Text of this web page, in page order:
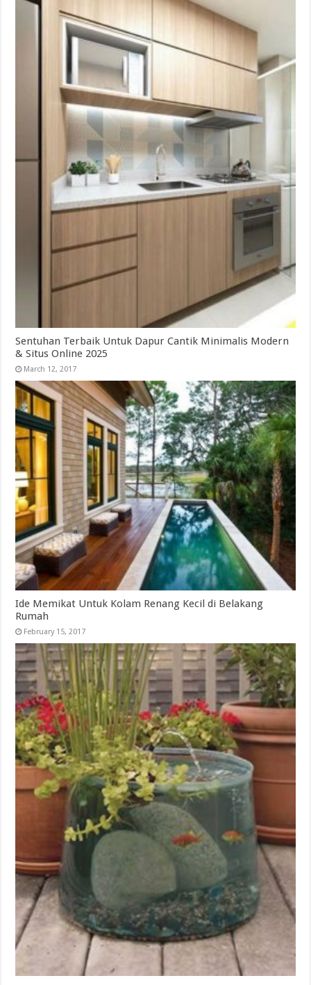
Sentuhan Terbaik Untuk Dapur Cantik Minimalis Modern
& Situs Online 2025
March 12, 2017
Ide Memikat Untuk Kolam Renang Kecil di Belakang
Rumah
February 15, 2017